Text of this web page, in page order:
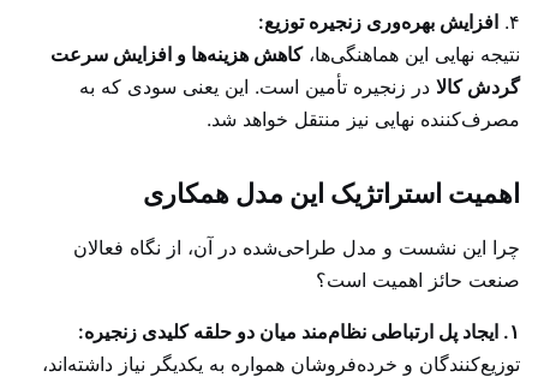
۴. افزایش بهره‌وری زنجیره توزیع:
نتیجه نهایی این هماهنگی‌ها،کاهش هزینه‌ها و افزایش سرعت
گردش کالا در زنجیره تأمین است. این یعنی سودی که به
مصرف‌کننده نهایی نیز منتقل خواهد شد.
اهمیت استراتژیک این مدل همکاری
چرا این نشست و مدل طراحی‌شده در آن، از نگاه فعالان
صنعت حائز اهمیت است؟
۱. ایجاد پل ارتباطی نظام‌مند میان دو حلقه کلیدی زنجیره:
توزیع‌کنندگان و خرده‌فروشان همواره به یکدیگر نیاز داشته‌اند،